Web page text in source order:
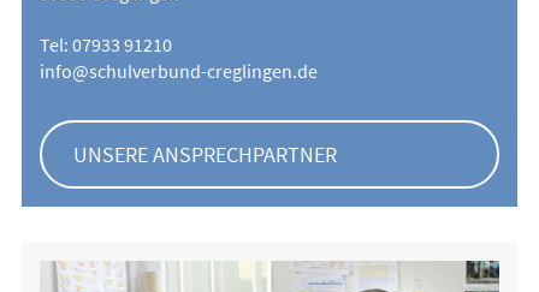
Tel: 07933 91210
info@schulverbund-creglingen.de
UNSERE ANSPRECHPARTNER